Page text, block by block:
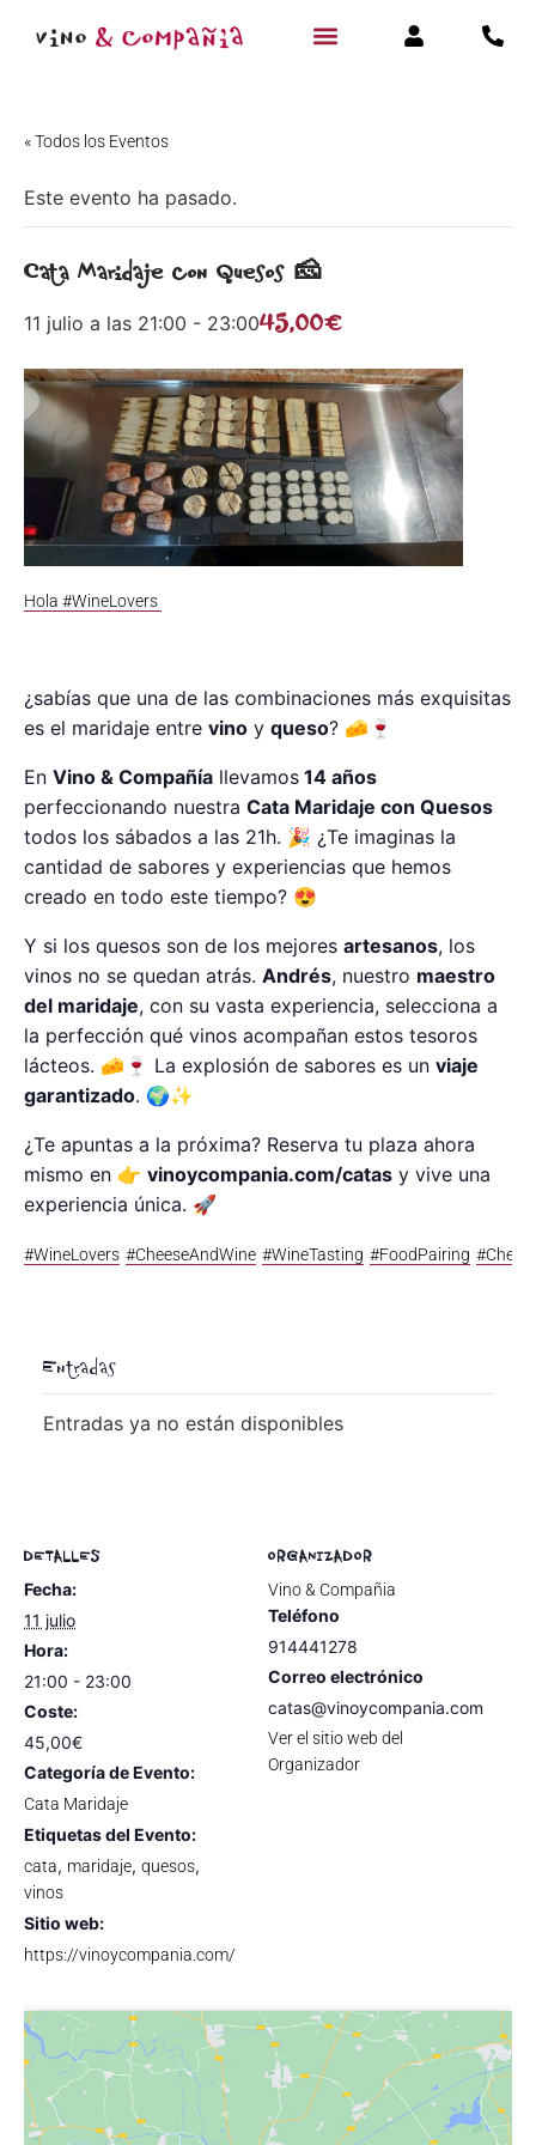
« Todos los Eventos
Este evento ha pasado.
Cata Maridaje con Quesos 🧀
11 julio a las 21:00 - 23:0045,00€
Hola #WineLovers
¿sabías que una de las combinaciones más exquisitas
es el maridaje entre vino y queso? 🧀🍷
En Vino & Compañía llevamos 14 años
perfeccionando nuestra Cata Maridaje con Quesos
todos los sábados a las 21h. 🎉 ¿Te imaginas la
cantidad de sabores y experiencias que hemos
creado en todo este tiempo? 😍
Y si los quesos son de los mejores artesanos, los
vinos no se quedan atrás. Andrés, nuestro maestro
del maridaje, con su vasta experiencia, selecciona a
la perfección qué vinos acompañan estos tesoros
lácteos. 🧀🍷 La explosión de sabores es un viaje
garantizado. 🌍✨
¿Te apuntas a la próxima? Reserva tu plaza ahora
mismo en 👉 vinoycompania.com/catas y vive una
experiencia única. 🚀
#WineLovers #CheeseAndWine #WineTasting #FoodPairing
Entradas
Entradas ya no están disponibles
DETALLES
Fecha:
11 julio
Hora:
21:00 - 23:00
Coste:
45,00€
Categoría de Evento:
Cata Maridaje
Etiquetas del Evento:
cata, maridaje, quesos,
vinos
Sitio web:
https://vinoycompania.com/
ORGANIZADOR
Vino & Compañia
Teléfono
914441278
Correo electrónico
catas@vinoycompania.com
Ver el sitio web del
Organizador